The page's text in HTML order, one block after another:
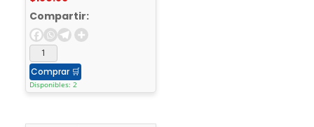
y - barra
Compartir:
Comprar 🛒
Disponibles: 2